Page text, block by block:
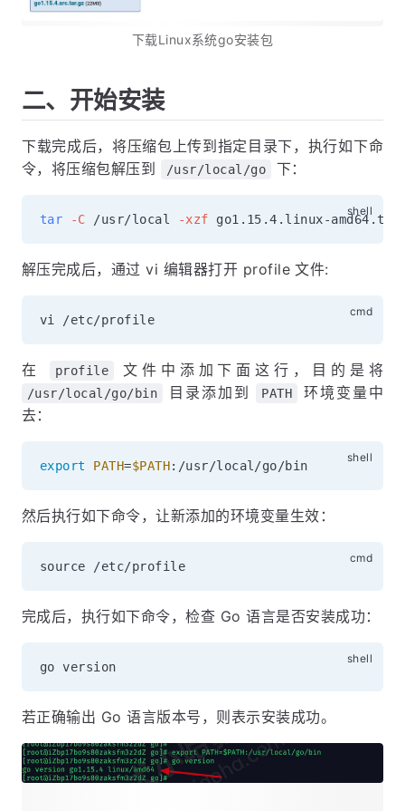
下载Linux系统go安装包
二、开始安装
下载完成后，将压缩包上传到指定目录下，执行如下命
令，将压缩包解压到
/usr/local/go 下：
tar -C /usr/local -xzf
解压完成后，通过 vi 编辑器打开 profile 文件:
在 profile 文件中添加下面这行，目的是将
/usr/local/go/bin 目录添加到 PATH
环境变量中
去：
export PATH=$PATH
然后执行如下命令，让新添加的环境变量生效：
完成后，执行如下命令，检查 Go 语言是否安装成功：
若正确输出 Go 语言版本号，则表示安装成功。